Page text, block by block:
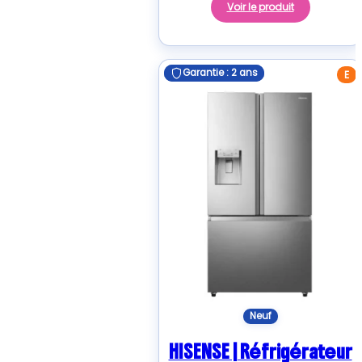
Voir le produit
E
Garantie : 2 ans
Neuf
Garantie : 2 ans
HISENSE | Réfrigérateur